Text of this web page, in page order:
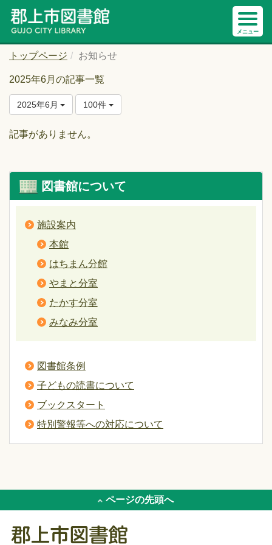
トップページ お知らせ
2025年6月の記事一覧
2025年6月 100件
記事がありません。
図書館について
施設案内
本館
はちまん分館
やまと分室
たかす分室
みなみ分室
図書館条例
子どもの読書について
ブックスタート
特別警報等への対応について
ページの先頭へ